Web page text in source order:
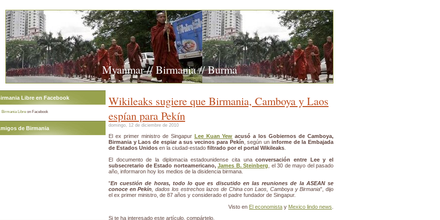
Myanmar // Birmania // Burma
Wikileaks sugiere que Birmania, Camboya y Laos
espían para Pekín
domingo, 12 de diciembre de 2010
El ex primer ministro de Singapur Lee Kuan Yew acusó a los Gobiernos de Camboya,
Birmania y Laos de espiar a sus vecinos para Pekín , según un informe de la Embajada
de Estados Unidos en la ciudad-estado filtrado por el portal Wikileaks
El documento de la diplomacia estadounidense cita unaconversación entre Lee y el
subsecretario de Estado norteamericano, James B. Steinberg , el 30 de mayo del pasado
año, informaron hoy los medios de la disidencia birmana.
"En cuestión de horas, todo lo que es discutido en las reuniones de la ASEAN se
conoce en Pekín , dados los estrechos lazos de China con Laos, Camboya y Birmania", dijo
el ex primer ministro, de 87 años y considerado el padre fundador de Singapur.
Visto en El economista y Mexico lindo news
Si te ha interesado este artículo, compártelo.
Libre en Facebook
Birmania Libre on Facebook
de Birmania